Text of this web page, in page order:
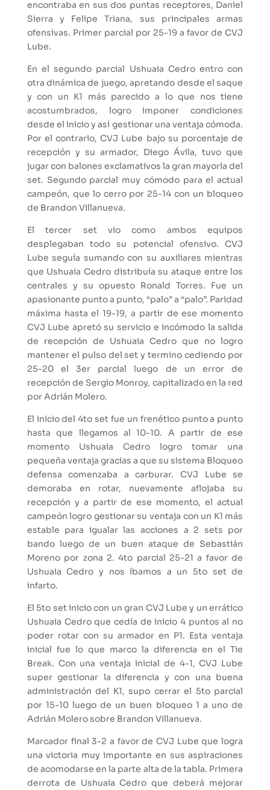
encontraba en sus dos puntas receptores, Daniel
Sierra y Felipe Triana, sus principales armas
ofensivas. Primer parcial por 25-19 a favor de CVJ
Lube.
En el segundo parcial Ushuaia Cedro entro con
otra dinámica de juego, apretando desde el saque
y con un K1 más parecido a lo que nos tiene
acostumbrados, logro imponer condiciones
desde el inicio y así gestionar una ventaja cómoda.
Por el contrario, CVJ Lube bajo su porcentaje de
recepción y su armador, Diego Ávila, tuvo que
jugar con balones exclamativos la gran mayoría del
set. Segundo parcial muy cómodo para el actual
campeón, que lo cerro por 25-14 con un bloqueo
de Brandon Villanueva.
El tercer set vio como ambos equipos
desplegaban todo su potencial ofensivo. CVJ
Lube seguía sumando con su auxiliares mientras
que Ushuaia Cedro distribuía su ataque entre los
centrales y su opuesto Ronald Torres. Fue un
apasionante punto a punto, “palo” a “palo”. Paridad
máxima hasta el 19-19, a partir de ese momento
CVJ Lube apretó su servicio e incómodo la salida
de recepción de Ushuaia Cedro que no logro
mantener el pulso del set y termino cediendo por
25-20 el 3er parcial luego de un error de
recepción de Sergio Monroy, capitalizado en la red
por Adrián Molero.
El inicio del 4to set fue un frenético punto a punto
hasta que llegamos al 10-10. A partir de ese
momento Ushuaia Cedro logro tomar una
pequeña ventaja gracias a que su sistema Bloqueo
defensa comenzaba a carburar. CVJ Lube se
demoraba en rotar, nuevamente aflojaba su
recepción y a partir de ese momento, el actual
campeón logro gestionar su ventaja con un K1 más
estable para igualar las acciones a 2 sets por
bando luego de un buen ataque de Sebastián
Moreno por zona 2. 4to parcial 25-21 a favor de
Ushuaia Cedro y nos íbamos a un 5to set de
infarto.
El 5to set inicio con un gran CVJ Lube y un errático
Ushuaia Cedro que cedía de inicio 4 puntos al no
poder rotar con su armador en P1. Esta ventaja
inicial fue lo que marco la diferencia en el Tie
Break. Con una ventaja inicial de 4-1, CVJ Lube
super gestionar la diferencia y con una buena
administración del K1, supo cerrar el 5to parcial
por 15-10 luego de un buen bloqueo 1 a uno de
Adrián Molero sobre Brandon Villanueva.
Marcador final 3-2 a favor de CVJ Lube que logra
una victoria muy importante en sus aspiraciones
de acomodarse en la parte alta de la tabla. Primera
derrota de Ushuaia Cedro que deberá mejorar